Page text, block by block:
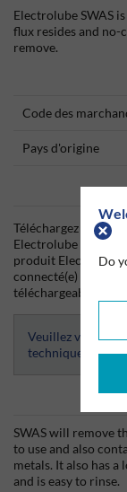
Do
Electrolube SWAS
flux resides and no-
remove.
Code des
Pays d'origine
Téléchargez dès
Electrolube ainsi
produit Electrolube
connecté(e) ou
téléchargeable.
Veuillez vous
techniques
SWAS will remove
to use and also
metals. It also has
and is easy to rinse.